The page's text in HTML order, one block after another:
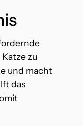
zu
und macht
das